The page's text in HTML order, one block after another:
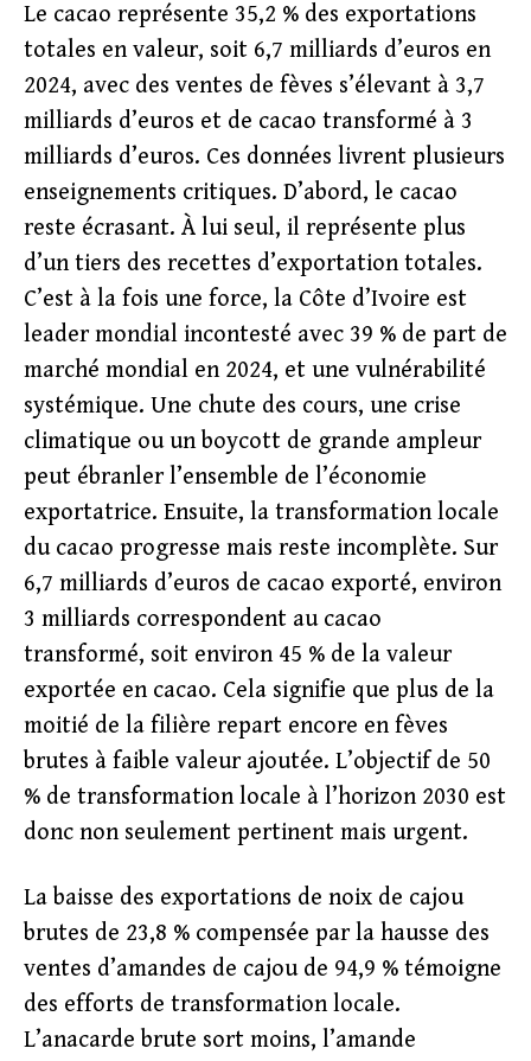
Le cacao représente 35,2 % des exportations
totales en valeur, soit 6,7 milliards d’euros en
2024, avec des ventes de fèves s’élevant à 3,7
milliards d’euros et de cacao transformé à 3
milliards d’euros. Ces données livrent plusieurs
enseignements critiques. D’abord, le cacao
reste écrasant. À lui seul, il représente plus
d’un tiers des recettes d’exportation totales.
C’est à la fois une force, la Côte d’Ivoire est
leader mondial incontesté avec 39 % de part de
marché mondial en 2024, et une vulnérabilité
systémique. Une chute des cours, une crise
climatique ou un boycott de grande ampleur
peut ébranler l’ensemble de l’économie
exportatrice. Ensuite, la transformation locale
du cacao progresse mais reste incomplète. Sur
6,7 milliards d’euros de cacao exporté, environ
3 milliards correspondent au cacao
transformé, soit environ 45 % de la valeur
exportée en cacao. Cela signifie que plus de la
moitié de la filière repart encore en fèves
brutes à faible valeur ajoutée. L’objectif de 50
% de transformation locale à l’horizon 2030 est
donc non seulement pertinent mais urgent.
La baisse des exportations de noix de cajou
brutes de 23,8 % compensée par la hausse des
ventes d’amandes de cajou de 94,9 % témoigne
des efforts de transformation locale.
L’anacarde brute sort moins, l’amande